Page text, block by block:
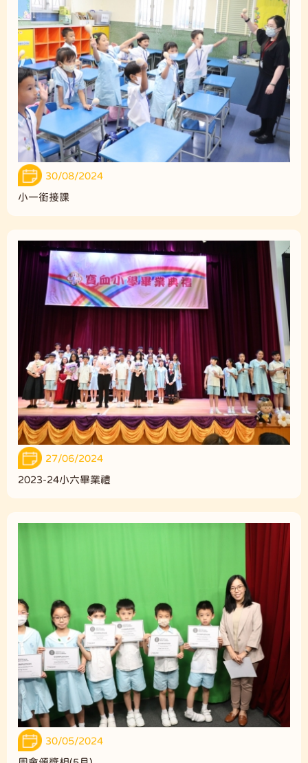
30/08/2024
小一銜接課
27/06/2024
2023-24小六畢業禮
30/05/2024